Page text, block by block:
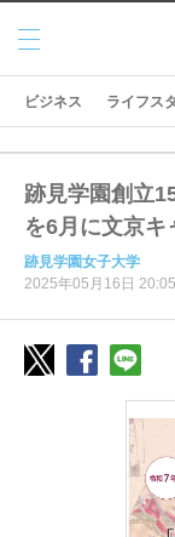
メニ
ュー
ビジネス ライフス
跡見学園創立
を6月に文京キ
跡見学園女子大学
2025年05月16日 20:05